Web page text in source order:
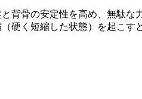
背骨の安定性を高め、無駄な
硬く短縮した状態）を起こ